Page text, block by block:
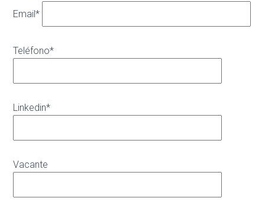
Email*
Teléfono*
Linkedin*
Vacante